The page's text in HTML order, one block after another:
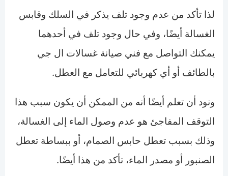
لذا تأكد من عدم وجود تلف يذكر في السلك وقابس
الغسالة أيضًا، وفي حال وجود تلف في أحدهما
يمكنك التواصل مع فني صيانة غسالات ال جي
بالطائف أو أي كهربائي للتعامل مع العطل.
ونود أن تعلم أيضًا أنه من الممكن أن يكون سبب هذا
التوقف المفاجئ هو عدم وصول الماء إلى الغسالة،
وذلك بسبب تعطل حابس الصمام، أو ببساطة تعطل
الصنبور أو مصدر الماء، تأكد من هذا أيضًا.